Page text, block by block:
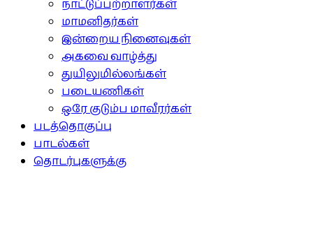
நாட்டுப்பற்றாளர்கள்
மாமனிதர்கள்
இன்றைய நினைவுகள்
அகவை வாழ்த்து
துயிலுமில்லங்கள்
படையணிகள்
ஒரே குடும்ப மாவீரர்கள்
படத்தொகுப்பு
பாடல்கள்
தொடர்புகளுக்கு